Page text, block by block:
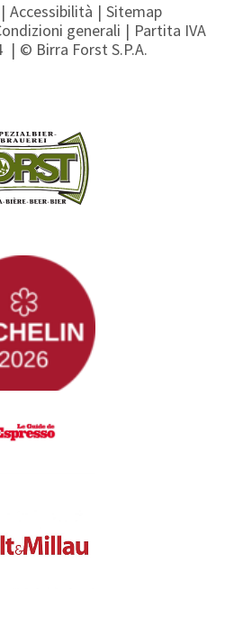
Accessibilità
Sitemap
generali
Partita IVA
© Birra Forst S.P.A.